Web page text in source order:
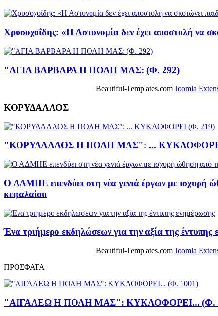
Χρυσοχοΐδης: «Η Αστυνομία δεν έχει αποστολή να
"ΑΓΙΑ ΒΑΡΒΑΡΑ Η ΠΟΛΗ ΜΑΣ: (Φ. 292)
Beautiful-Templates.com Joomla
ΚΟΡΥΔΑΛΛΟΣ
"ΚΟΡΥΔΑΛΛΟΣ Η ΠΟΛΗ ΜΑΣ": ...
Ο ΑΔΜΗΕ επενδύει στη νέα γενιά έργων με ισχυρή
κεφαλαίου
Ένα τριήμερο εκδηλώσεων για την αξία της έντυπης
Beautiful-Templates.com Joomla
ΠΡΟΣΦΑΤΑ
"ΑΙΓΑΛΕΩ Η ΠΟΛΗ ΜΑΣ": ΚΥΚΛΟΦΟΡΕΙ... (Φ.